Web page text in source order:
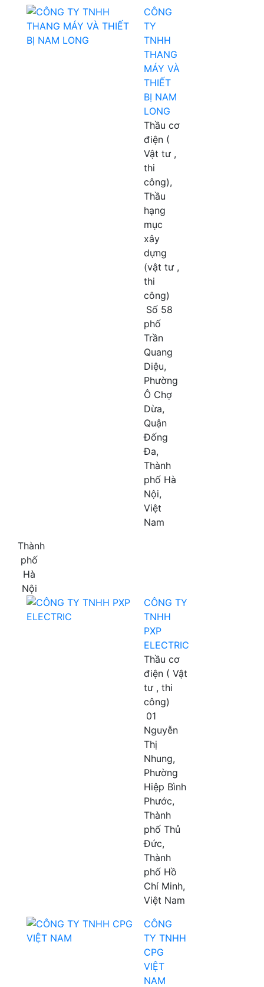
CÔNG
TY
TNHH
THANG
MÁY VÀ
THIẾT
BỊ NAM
LONG
Thầu cơ
điện (
Vật tư ,
thi
công),
Thầu
hạng
mục
xây
dựng
(vật tư ,
thi
công)
Số 58
phố
Trần
Quang
Diệu,
Phường
Ô Chợ
Dừa,
Quận
Đống
Đa,
Thành
phố Hà
Nội,
Việt
Nam
Thành
phố
Hà
Nội
CÔNG TY
TNHH
PXP
ELECTRIC
Thầu cơ
điện ( Vật
tư , thi
công)
01
Nguyễn
Thị
Nhung,
Phường
Hiệp Bình
Phước,
Thành
phố Thủ
Đức,
Thành
phố Hồ
Chí Minh,
Việt Nam
CÔNG
TY TNHH
CPG
VIỆT
NAM